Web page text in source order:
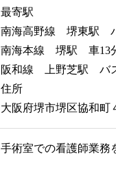
最寄駅
南海高野線 堺東駅
南海本線 堺駅 車13
阪和線 上野芝駅 バ
住所
大阪府堺市堺区協和町
手術室での看護師業務